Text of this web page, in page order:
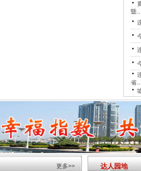
暨
省
会
更多>> 达人园地